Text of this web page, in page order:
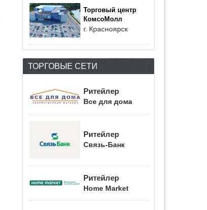
Торговый центр
КомсоМолл
г. Красноярск
ТОРГОВЫЕ СЕТИ
Ритейлер
Все для дома
Ритейлер
Связь-Банк
Ритейлер
Home Market